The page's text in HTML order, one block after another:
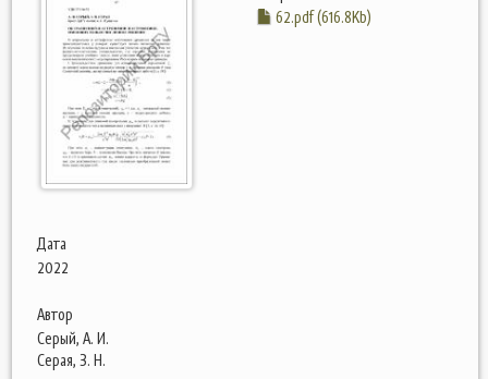
62.pdf (616.8Kb)
Дата
2022
Автор
Серый, А. И.
Серая, З. Н.